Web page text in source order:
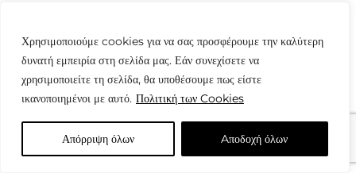
Χρησιμοποιούμε cookies για να σας προσφέρουμε την καλύτερη
δυνατή εμπειρία στη σελίδα μας. Εάν συνεχίσετε να
χρησιμοποιείτε τη σελίδα, θα υποθέσουμε πως είστε
ικανοποιημένοι με αυτό. Πολιτική των Cookies
Απόρριψη όλων Aποδοχή όλων